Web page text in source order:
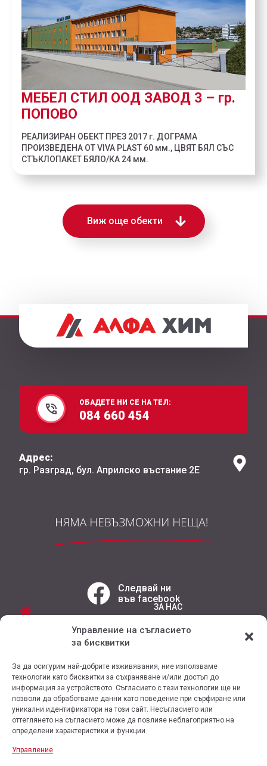
Управление на съгласието
за бисквитки
За да осигурим най-добрите изживявания, ние използваме
технологии като бисквитки за съхраняване и/или достъп до
информация за устройството. Съгласието с тези технологии ще ни
позволи да обработваме данни като поведение при сърфиране или
уникални идентификатори на този сайт. Несъгласието или
оттеглянето на съгласието може да повлияе неблагоприятно на
определени характеристики и функции.
Управление
МЕБЕЛ СТИЛ ООД ЗАВОД 3 – гр.
ПОПОВО
РЕАЛИЗИРАН ОБЕКТ ПРЕЗ 2017 г. ДОГРАМА
ПРОИЗВЕДЕНА ОТ VIVA PLAST 60 мм., ЦВЯТ БЯЛ СЪС
СТЪКЛОПАКЕТ БЯЛО/КА 24 мм.
Виж още обекти
ОБАДЕТЕ НИ СЕ НА ТЕЛ:
084 660 454
Адрес:
гр. Разград, бул. Априлско въстание 2Е
Следвай ни
във facebook
ПРОМОЦИИ
ЗА НАС
РЕАЛИЗИРАНИ ОБЕКТИ
КОНТАКТ